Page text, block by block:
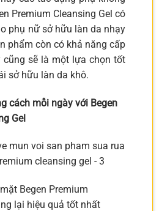
Premium Cleansing Gel có
phụ nữ sở hữu làn da nhạy
phẩm còn có khả năng cấp
cũng sẽ là một lựa chọn tốt
sở hữu làn da khô.
cách mỗi ngày với Begen
Gel
Begen Premium
lại hiệu quả tốt nhất